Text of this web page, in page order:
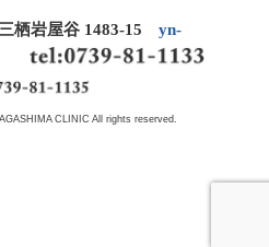
栖岩屋谷 1483-15 yn-
CLINIC All rights reserved.